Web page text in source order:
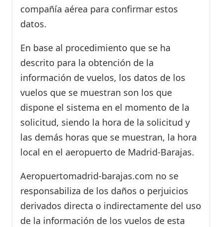
compañía aérea para confirmar estos
datos.
En base al procedimiento que se ha
descrito para la obtención de la
información de vuelos, los datos de los
vuelos que se muestran son los que
dispone el sistema en el momento de la
solicitud, siendo la hora de la solicitud y
las demás horas que se muestran, la hora
local en el aeropuerto de Madrid-Barajas.
Aeropuertomadrid-barajas.com no se
responsabiliza de los daños o perjuicios
derivados directa o indirectamente del uso
de la información de los vuelos de esta